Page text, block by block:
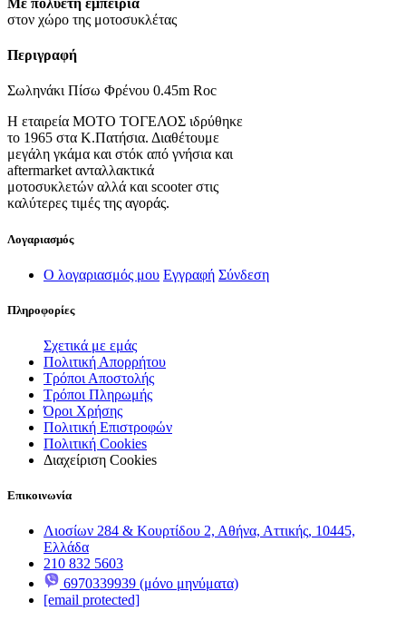
στον χώρο της μοτοσυκλέτας
Περιγραφή
Σωληνάκι Πίσω Φρένου 0.45m Roc
Η εταιρεία ΜΟΤΟ ΤΟΓΕΛΟΣ ιδρύθηκε
το 1965 στα Κ.Πατήσια. Διαθέτουμε
μεγάλη γκάμα και στόκ από γνήσια και
aftermarket ανταλλακτικά
μοτοσυκλετών αλλά και scooter στις
καλύτερες τιμές της αγοράς.
Λογαριασμός
Ο λογαριασμός μου Εγγραφή Σύνδεση
Πληροφορίες
Σχετικά με εμάς
Πολιτική Απορρήτου
Τρόποι Αποστολής
Τρόποι Πληρωμής
Όροι Χρήσης
Πολιτική Επιστροφών
Πολιτική Cookies
Διαχείριση Cookies
Επικοινωνία
Λιοσίων 284 & Κουρτίδου 2, Αθήνα, Αττικής, 10445,
Ελλάδα
210 832 5603
6970339939 (μόνο μηνύματα)
[email protected]